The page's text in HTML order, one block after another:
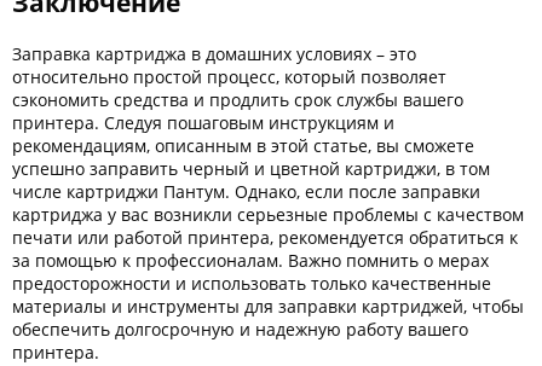
Заправка картриджа в домашних условиях – это
относительно простой процесс, который позволяет
сэкономить средства и продлить срок службы вашего
принтера. Следуя пошаговым инструкциям и
рекомендациям, описанным в этой статье, вы сможете
успешно заправить черный и цветной картриджи, в том
числе картриджи Пантум. Однако, если после заправки
картриджа у вас возникли серьезные проблемы с качеством
печати или работой принтера, рекомендуется обратиться к
за помощью к профессионалам. Важно помнить о мерах
предосторожности и использовать только качественные
материалы и инструменты для заправки картриджей, чтобы
обеспечить долгосрочную и надежную работу вашего
принтера.